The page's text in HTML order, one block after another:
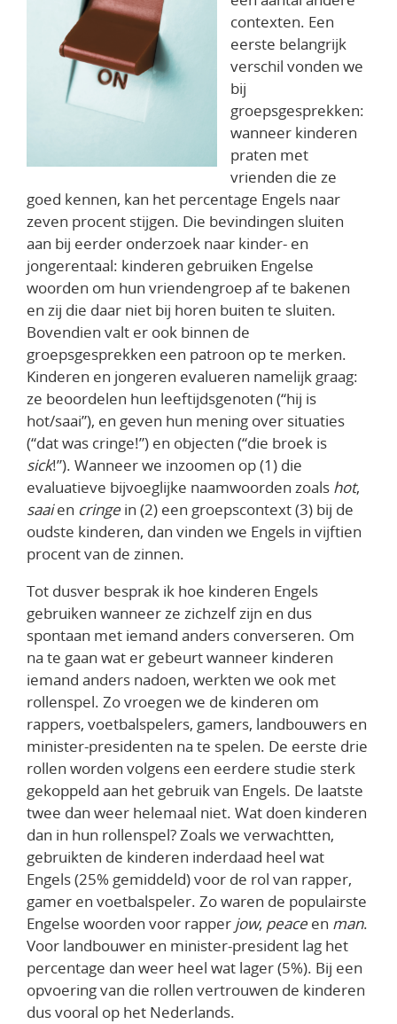
contexten. Een
eerste belangrijk
verschil vonden we
bij
groepsgesprekken:
wanneer kinderen
praten met
vrienden die ze
goed kennen, kan het percentage Engels naar
zeven procent stijgen. Die bevindingen sluiten
aan bij eerder onderzoek naar kinder- en
jongerentaal: kinderen gebruiken Engelse
woorden om hun vriendengroep af te bakenen
en zij die daar niet bij horen buiten te sluiten.
Bovendien valt er ook binnen de
groepsgesprekken een patroon op te merken.
Kinderen en jongeren evalueren namelijk graag:
ze beoordelen hun leeftijdsgenoten (“hij is
hot/saai”), en geven hun mening over situaties
(“dat was cringe!”) en objecten (“die broek is
sick!”). Wanneer we inzoomen op (1) die
evaluatieve bijvoeglijke naamwoorden zoals hot,
saaien cringe in (2) een groepscontext (3) bij de
oudste kinderen, dan vinden we Engels in vijftien
procent van de zinnen.
Tot dusver besprak ik hoe kinderen Engels
gebruiken wanneer ze zichzelf zijn en dus
spontaan met iemand anders converseren. Om
na te gaan wat er gebeurt wanneer kinderen
iemand anders nadoen, werkten we ook met
rollenspel. Zo vroegen we de kinderen om
rappers, voetbalspelers, gamers, landbouwers en
minister-presidenten na te spelen. De eerste drie
rollen worden volgens een eerdere studie sterk
gekoppeld aan het gebruik van Engels. De laatste
twee dan weer helemaal niet. Wat doen kinderen
dan in hun rollenspel? Zoals we verwachtten,
gebruikten de kinderen inderdaad heel wat
Engels (25% gemiddeld) voor de rol van rapper,
gamer en voetbalspeler. Zo waren de populairste
Engelse woorden voor rapper jow, peace en man.
Voor landbouwer en minister-president lag het
percentage dan weer heel wat lager (5%). Bij een
opvoering van die rollen vertrouwen de kinderen
dus vooral op het Nederlands.